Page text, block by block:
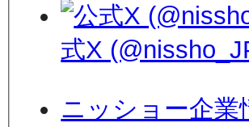
式X
ニッショー企業